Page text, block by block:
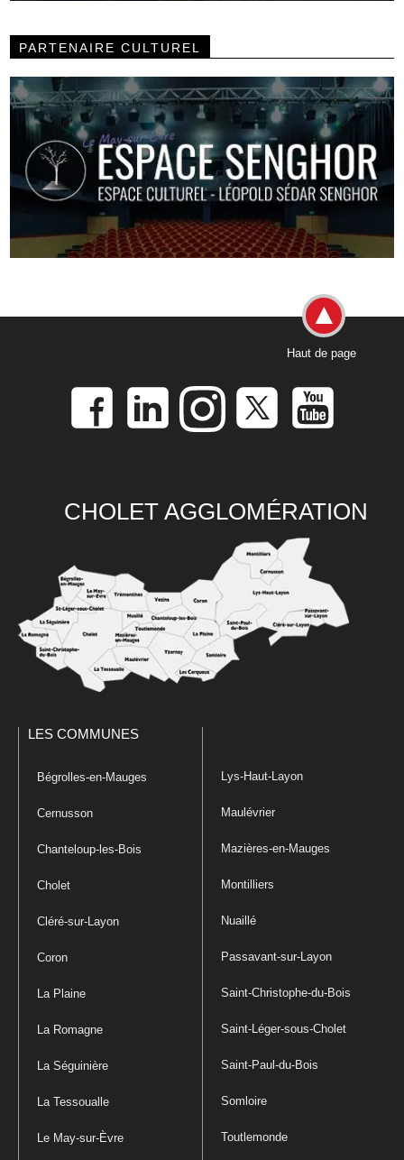
PARTENAIRE CULTUREL
Haut de page
CHOLET AGGLOMÉRATION
LES COMMUNES
Bégrolles-en-Mauges
Cernusson
Chanteloup-les-Bois
Cholet
Cléré-sur-Layon
Coron
La Plaine
La Romagne
La Séguinière
La Tessoualle
Le May-sur-Èvre
Lys-Haut-Layon
Maulévrier
Mazières-en-Mauges
Montilliers
Nuaillé
Passavant-sur-Layon
Saint-Christophe-du-Bois
Saint-Léger-sous-Cholet
Saint-Paul-du-Bois
Somloire
Toutlemonde